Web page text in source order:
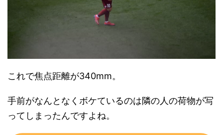
これで焦点距離が340mm。
手前がなんとなくボケているのは隣の人の荷物が写
ってしまったんですよね。